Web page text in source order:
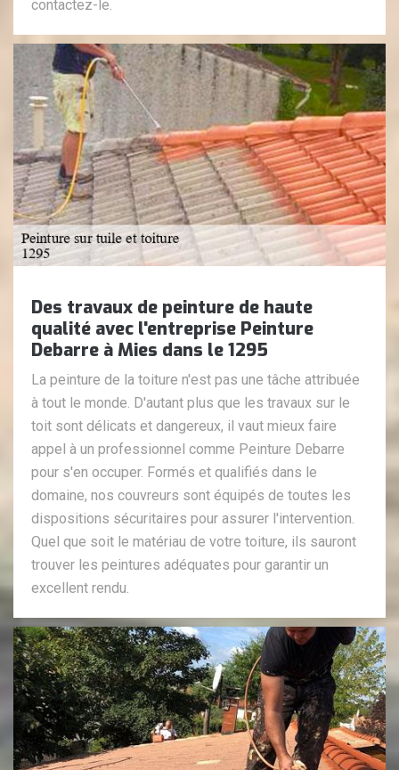
contactez-le.
Des travaux de peinture de haute
qualité avec l'entreprise Peinture
Debarre à Mies dans le 1295
La peinture de la toiture n'est pas une tâche attribuée
à tout le monde. D'autant plus que les travaux sur le
toit sont délicats et dangereux, il vaut mieux faire
appel à un professionnel comme Peinture Debarre
pour s'en occuper. Formés et qualifiés dans le
domaine, nos couvreurs sont équipés de toutes les
dispositions sécuritaires pour assurer l'intervention.
Quel que soit le matériau de votre toiture, ils sauront
trouver les peintures adéquates pour garantir un
excellent rendu.